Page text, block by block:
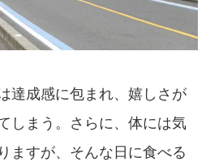
達成感に包まれ、嬉しさが
しまう。さらに、体には気
ますが、そんな日に食べる